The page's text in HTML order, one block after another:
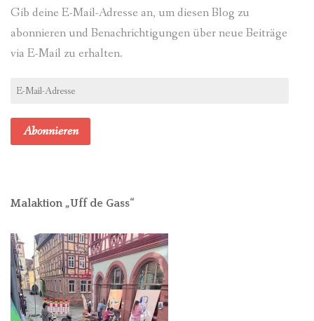
Gib deine E-Mail-Adresse an, um diesen Blog zu
abonnieren und Benachrichtigungen über neue Beiträge
via E-Mail zu erhalten.
E-
Abonnieren
Malaktion „Uff de Gass“